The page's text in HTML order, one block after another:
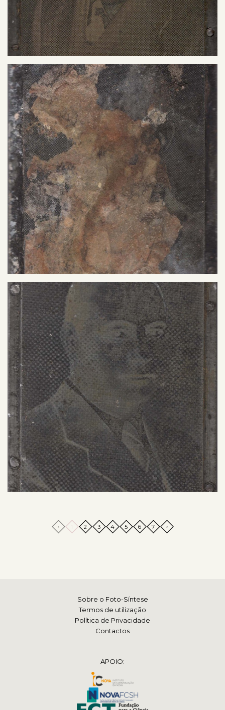
‹ 1 2 3 4 5 6 7 ›
Sobre o Foto-Síntese
Termos de utilização
Política de Privacidade
Contactos
APOIO: